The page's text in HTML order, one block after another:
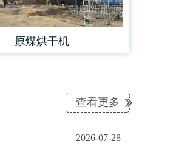
原煤烘干机
查看更多
2026-07-28